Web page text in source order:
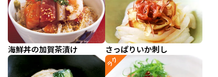
海鮮丼の加賀茶漬け さっぱりいか刺し
ラク